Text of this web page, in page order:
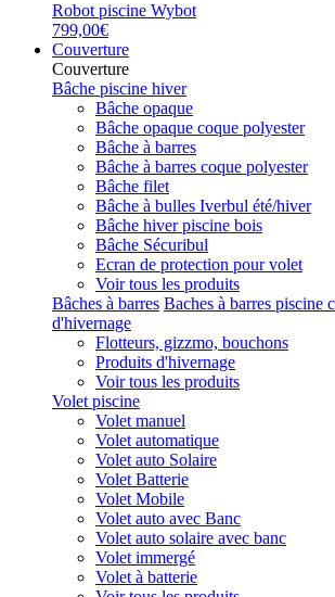
Robot piscine Wybot
799,00€
Couverture
Couverture
Bâche piscine hiver
Bâche opaque
Bâche opaque coque polyester
Bâche à barres
Bâche à barres coque polyester
Bâche filet
Bâche à bulles Iverbul été/hiver
Bâche hiver piscine bois
Bâche Sécuribul
Ecran de protection pour volet
Voir tous les produits
Bâches à barres Baches à barres piscine
d'hivernage
Flotteurs, gizzmo, bouchons
Produits d'hivernage
Voir tous les produits
Volet piscine
Volet manuel
Volet automatique
Volet auto Solaire
Volet Batterie
Volet Mobile
Volet auto avec Banc
Volet auto solaire avec banc
Volet immergé
Volet à batterie